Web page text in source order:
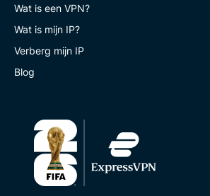
Wat is een VPN?
Wat is mijn IP?
Verberg mijn IP
Blog